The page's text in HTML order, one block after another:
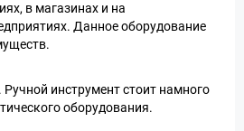
в магазинах и на
Данное оборудование
инструмент стоит намного
оборудования.